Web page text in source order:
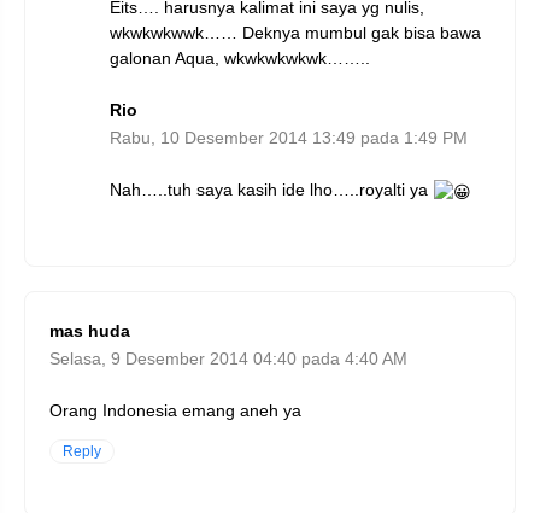
Eits…. harusnya kalimat ini saya yg nulis,
wkwkwkwwk…… Deknya mumbul gak bisa bawa
galonan Aqua, wkwkwkwkwk……..
Rio
Rabu, 10 Desember 2014 13:49 pada 1:49 PM
Nah…..tuh saya kasih ide lho…..royalti ya
mas huda
Selasa, 9 Desember 2014 04:40 pada 4:40 AM
Orang Indonesia emang aneh ya
Reply